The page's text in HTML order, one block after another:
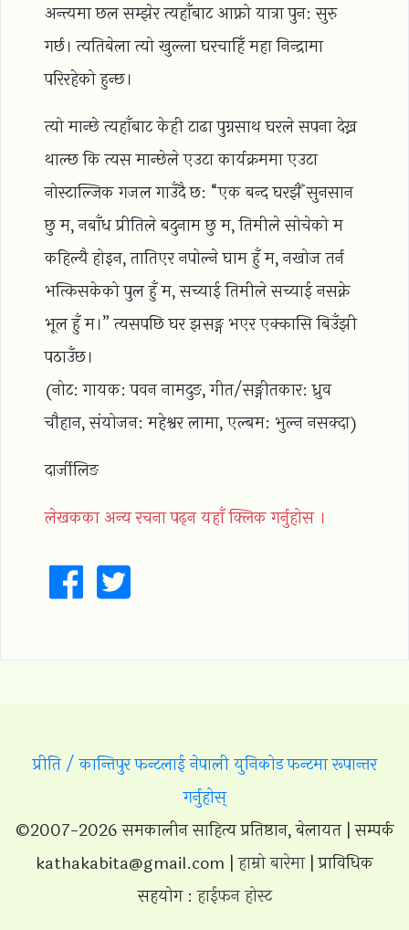
अन्त्यमा छल सम्झेर त्यहाँबाट आफ्नो यात्रा पुन: सुरु
गर्छ। त्यतिबेला त्यो खुल्ला घरचाहिँ महा निन्द्रामा
परिरहेको हुन्छ।
त्यो मान्छे त्यहाँबाट केही टाढा पुग्नसाथ घरले सपना देख्न
थाल्छ कि त्यस मान्छेले एउटा कार्यक्रममा एउटा
नोस्टाल्जिक गजल गाउँदै छ: “एक बन्द घरझैँ सुनसान
छु म, नबाँध प्रीतिले बदुनाम छु म, तिमीले सोचेको म
कहिल्यै होइन, तातिएर नपोल्ने घाम हुँ म, नखोज तर्न
भत्किसकेको पुल हुँ म, सच्याई तिमीले सच्याई नसक्ने
भूल हुँ म।” त्यसपछि घर झसङ्ग भएर एक्कासि बिउँझी
पठाउँछ।
(नोट: गायक: पवन नामदुङ, गीत/सङ्गीतकार: ध्रुव
चौहान, संयोजन: महेश्वर लामा, एल्बम: भुल्न नसक्दा)
दार्जीलिङ
लेखकका अन्य रचना पढ्न यहाँ क्लिक गर्नुहोस ।
प्रीति / कान्तिपुर फन्टलाई नेपाली युनिकोड फन्टमा रूपान्तर
गर्नुहोस्
©2007-2026 समकालीन साहित्य प्रतिष्ठान, बेलायत | सम्पर्क
kathakabita@gmail.com |हाम्रो बारेमा| प्राविधिक
सहयोग :हाईफन होस्ट